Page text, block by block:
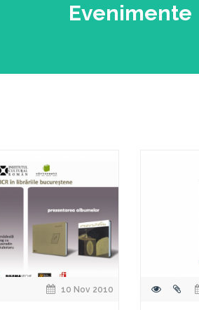
Evenimente
10 Nov 2010